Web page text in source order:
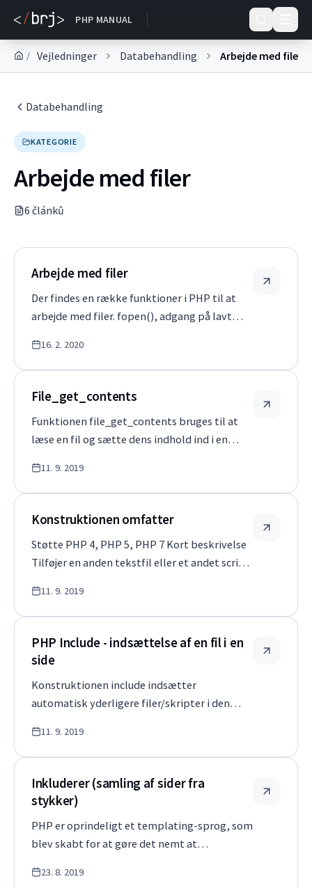
PHP MANUAL
DOKUMENTACE
/ Vejledninger Databehandling Arbejde med filer
Databehandling
KATEGORIE
Arbejde med filer
6 článků
Arbejde med filer
Der findes en række funktioner i PHP til at
arbejde med filer. fopen(), adgang på lavt
henter indholdet af en fil eller URL
file_put_contents(), der gemmer en streng
til en lokal fil. Diskfunktioner unl…
16. 2. 2020
File_get_contents
Funktionen file_get_contents bruges til at
læse en fil og sætte dens indhold ind i en
funktionen, men i modsætning til include kan
den hente eksterne filer på internettet og
overføre deres indhold via variabler…
11. 9. 2019
Konstruktionen omfatter
Støtte PHP 4, PHP 5, PHP 7 Kort beskrivelse
Tilføjer en anden tekstfil eller et andet script
der skal indsættes. Bemærk Kan ikke indlæse
eksterne filer. Beskrivelse Indsætter en
anden tekstfil eller et…
11. 9. 2019
PHP Include - indsættelse af en fil i en
side
Konstruktionen include indsætter
automatisk yderligere filer/skripter i den
vil den automatisk blive udført og forstået,
som om den altid har været på denne
placering. Eksempel: include
&#39;news.html&#39;; Pr…
11. 9. 2019
Inkluderer (samling af sider fra
stykker)
PHP er oprindeligt et templating-sprog, som
blev skabt for at gøre det nemt at
formater Foldning fungerer i tekstform, så
23. 8. 2019